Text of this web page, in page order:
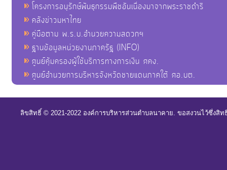
โครงการอนุรักษ์พันธุกรรมพืชอันเนื่องมาจากพระราชดำริ
คลังข่าวมหาไทย
คู่มือตาม พ.ร.บ.อำนวยความสดวกฯ
ฐานข้อมูลหน่วยงานภาครัฐ (INFO)
ศูนย์คุ้มครองผู้ใช้บริการทางการเงิน ศคง.
ศูนย์อำนวยการบริหารจังหวัดชายแดนภาคใต้ ศอ.บต.
ลิขสิทธิ์ © 2021-2022 องค์การบริหารส่วนตำบลนาคาย. ขอสงวนไว้ซึ่งสิ